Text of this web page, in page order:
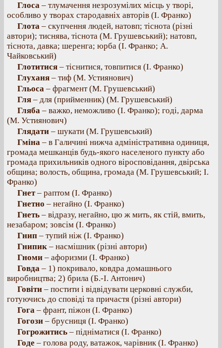
Глоса – тлумачення незрозумілих місць у творі,
особливо у творах стародавніх авторів (І. Франко)
Глота – скупчення людей, натовп; тіснота (різні
автори); тиснява, тіснота (М. Грушевський); натовп,
тіснота, давка; шеренга; юрба (І. Франко; А.
Чайковський)
Глотитися – тіснитися, товпитися (І. Франко)
Глуханя – тиф (М. Устиянович)
Гльоса – фрагмент (М. Грушевський)
Гля – для (прийменник) (М. Грушевський)
Гляба – важко, неможливо (І. Франко); годі, дарма
(М. Устиянович)
Глядати – шукати (М. Грушевський)
Гміна – в Галичині нижча адміністративна одиниця,
громада мешканців будь-якого населеного пункту або
громада прихильників одного віросповідання, двірська
община; волость, община, громада (М. Грушевський; І.
Франко)
Гнет– раптом (І. Франко)
Гнетно – негайно (І. Франко)
Гнеть – відразу, негайно, цю ж мить, як стій, вмить,
незабаром; зовсім (І. Франко)
Гнип – тупий ніж (І. Франко)
Гнипик – насмішник (різні автори)
Гноми – афоризми (І. Франко)
Говда – 1) покривало, ковдра домашнього
виробництва; 2) брила (Б.-І. Антонич)
Говіти – постити і відвідувати церковні служби,
готуючись до сповіді та причастя (різні автори)
Гога – франт, піжон (І. Франко)
Гогози – брусниця (І. Франко)
Гогрожитись – підніматися (І. Франко)
Годе – голова роду, ватажок, чарівник (І. Франко)